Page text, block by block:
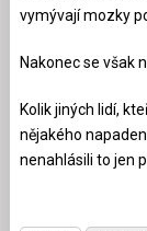
vymývají mozky
Nakonec se však
Kolik jiných lidí,
nějakého
nenahlásili to jen